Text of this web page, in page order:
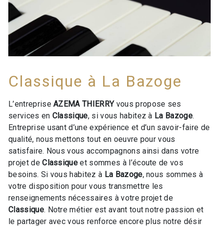
Classique à La Bazoge
L’entrepriseAZEMA THIERRYvous propose ses
services en Classique, si vous habitez à La Bazoge.
Entreprise usant d’une expérience et d’un savoir-faire de
qualité, nous mettons tout en oeuvre pour vous
satisfaire. Nous vous accompagnons ainsi dans votre
projet deClassique et sommes à l’écoute de vos
besoins. Si vous habitez à La Bazoge, nous sommes à
votre disposition pour vous transmettre les
renseignements nécessaires à votre projet de
Classique. Notre métier est avant tout notre passion et
le partager avec vous renforce encore plus notre désir